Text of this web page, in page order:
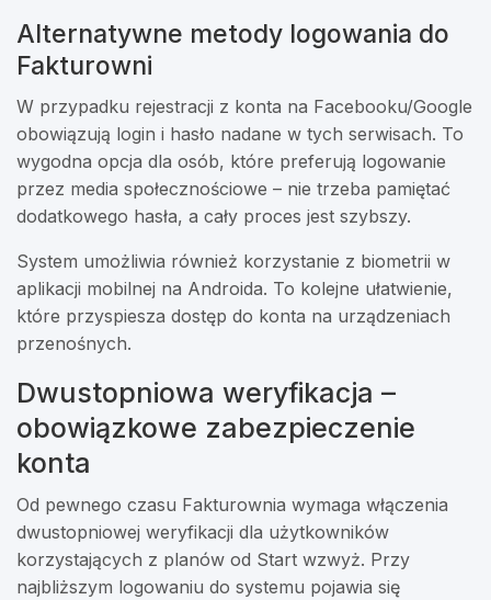
Alternatywne metody logowania do
Fakturowni
W przypadku rejestracji z konta na Facebooku/Google
obowiązują login i hasło nadane w tych serwisach. To
wygodna opcja dla osób, które preferują logowanie
przez media społecznościowe – nie trzeba pamiętać
dodatkowego hasła, a cały proces jest szybszy.
System umożliwia również korzystanie z biometrii w
aplikacji mobilnej na Androida. To kolejne ułatwienie,
które przyspiesza dostęp do konta na urządzeniach
przenośnych.
Dwustopniowa weryfikacja –
obowiązkowe zabezpieczenie
konta
Od pewnego czasu Fakturownia wymaga włączenia
dwustopniowej weryfikacji dla użytkowników
korzystających z planów od Start wzwyż. Przy
najbliższym logowaniu do systemu pojawia się